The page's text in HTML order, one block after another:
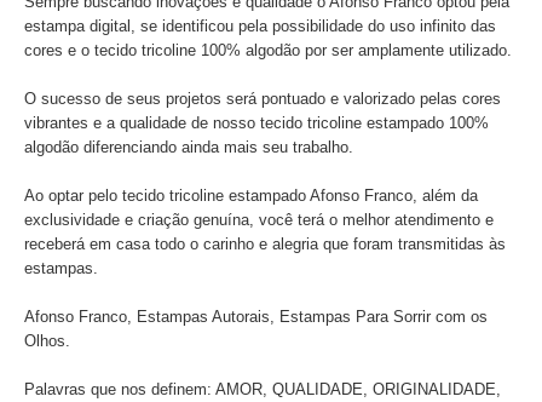
estampa digital, se identificou pela possibilidade do uso infinito das
cores e o tecido tricoline 100% algodão por ser amplamente utilizado.
O sucesso de seus projetos será pontuado e valorizado pelas cores
vibrantes e a qualidade de nosso tecido tricoline estampado 100%
algodão diferenciando ainda mais seu trabalho.
Ao optar pelo tecido tricoline estampado Afonso Franco, além da
exclusividade e criação genuína, você terá o melhor atendimento e
receberá em casa todo o carinho e alegria que foram transmitidas às
estampas.
Afonso Franco, Estampas Autorais, Estampas Para Sorrir com os
Olhos.
Palavras que nos definem: AMOR, QUALIDADE, ORIGINALIDADE,